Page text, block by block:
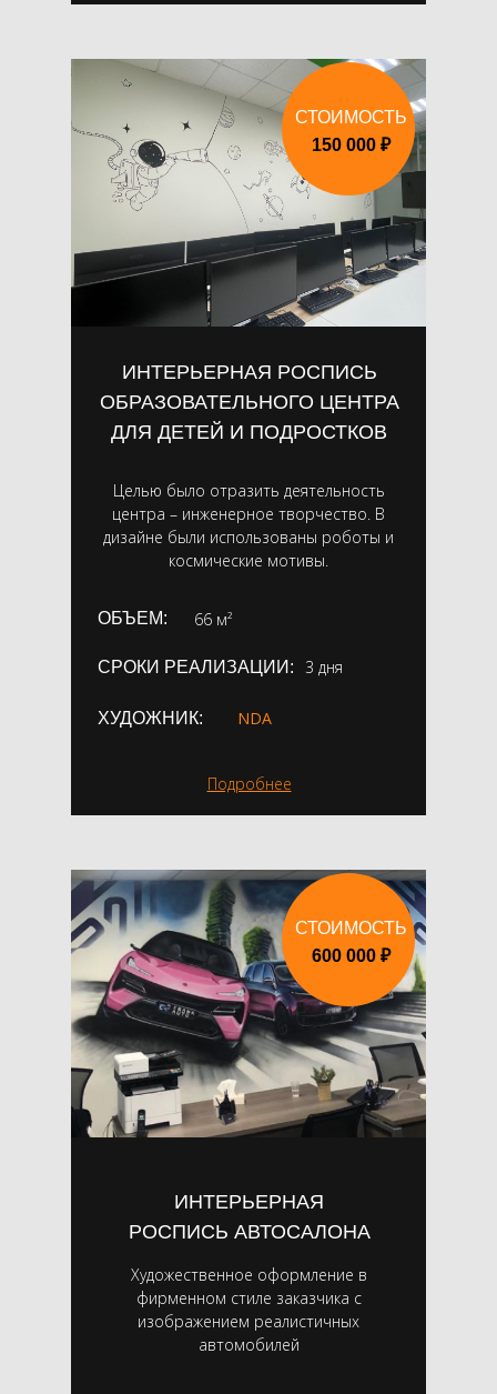
ИНТЕРЬЕРНАЯ РОСПИСЬ
ОБРАЗОВАТЕЛЬНОГО ЦЕНТРА
ДЛЯ ДЕТЕЙ И ПОДРОСТКОВ
Целью было отразить деятельность
центра – инженерное творчество. В
дизайне были использованы роботы и
космические мотивы.
66 м²
СРОКИ РЕАЛИЗАЦИИ: 3 дня
ХУДОЖНИК: NDA
СТОИМОСТЬ
150 000 ₽
ОБЪЕМ:
Подробнее
ИНТЕРЬЕРНАЯ
РОСПИСЬ АВТОСАЛОНА
Художественное оформление в
фирменном стиле заказчика с
изображением реалистичных
автомобилей
СТОИМОСТЬ
600 000 ₽